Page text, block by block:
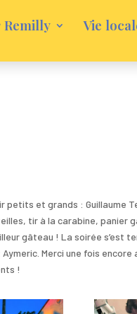
Vie
et grands : Guillaume
tir à la carabine,
gâteau ! La soirée s’est
Merci une fois
!